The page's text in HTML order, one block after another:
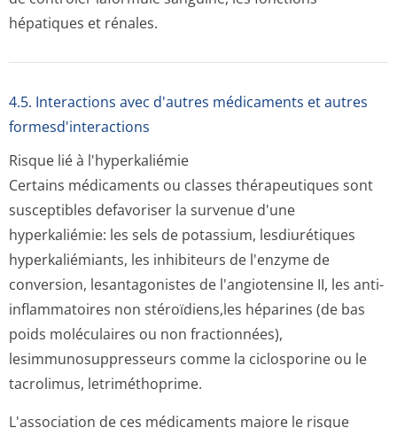
hépatiques et rénales.
4.5. Interactions avec d'autres médicaments et autres
formesd'interactions
Risque lié à l'hyperkaliémie
Certains médicaments ou classes thérapeutiques sont
susceptibles defavoriser la survenue d'une
hyperkaliémie: les sels de potassium, lesdiurétiques
hyperkaliémiants, les inhibiteurs de l'enzyme de
conversion, lesantagonistes de l'angiotensine II, les anti-
inflammatoires non stéroïdiens,les héparines (de bas
poids moléculaires ou non fractionnées),
lesimmunosuppres­seurs comme la ciclosporine ou le
tacrolimus, letriméthoprime.
L'association de ces médicaments majore le risque